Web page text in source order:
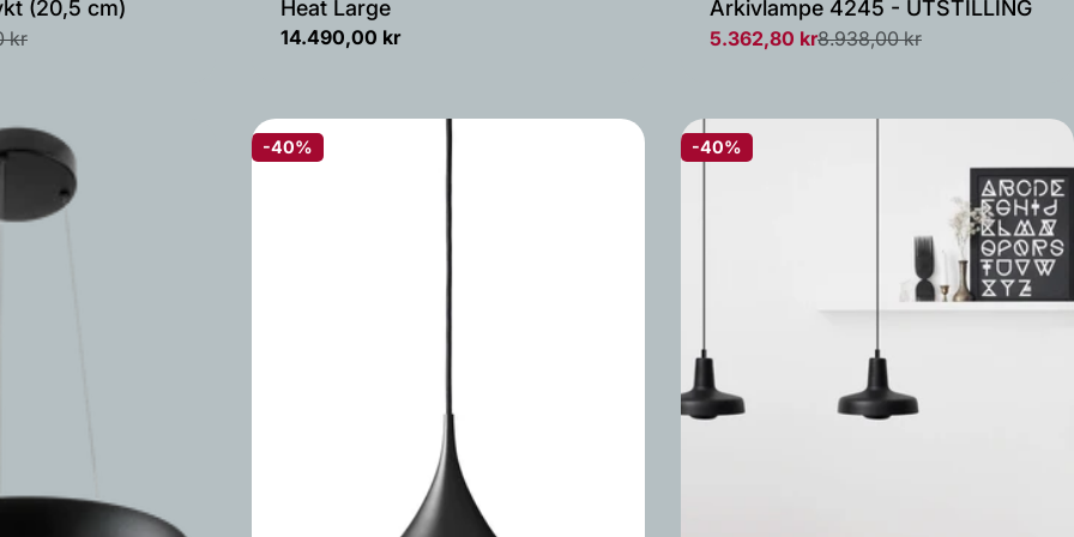
(20,5 cm)
kr
Heat Large
Vanlig
14.490,00 kr
Arkivlampe 4245 - UTSTILLING
Salgs
5.362,80 kr
Vanlig
8.938,00 kr
-40% -40%